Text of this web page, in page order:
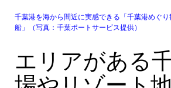
千葉港を海から間近に実感できる「千葉港めぐり
船」（写真：千葉ポートサービス提供）
エリアがある